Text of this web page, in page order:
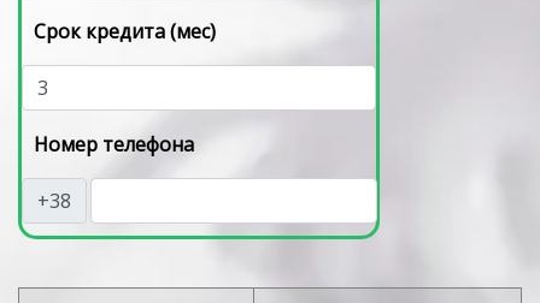
Срок кредита (мес)
Номер телефона
+38